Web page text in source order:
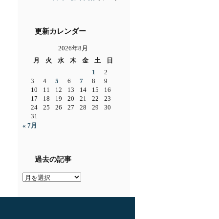
更新カレンダー
2026年8月
月
火 水 木 金 土
日
1
2
3
4 5 6 7 8
9
10
11 12 13 14 15
16
17
18 19 20 21 22
23
24
25 26 27 28 29
30
31
« 7月
過去の記事
過